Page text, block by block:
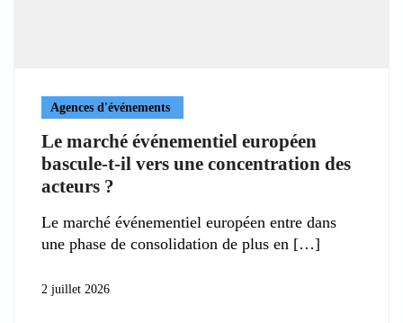
Agences d'événements
Le marché événementiel européen
bascule-t-il vers une concentration des
acteurs ?
Le marché événementiel européen entre dans
une phase de consolidation de plus en
2 juillet 2026